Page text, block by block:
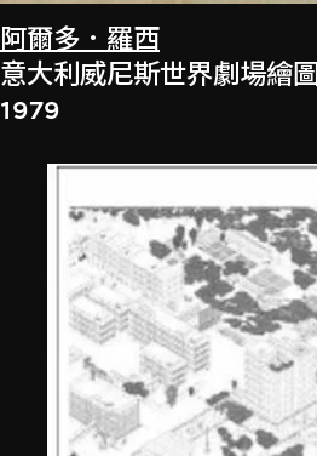
阿爾多．羅西
意大利威尼斯世界劇場繪圖
1979